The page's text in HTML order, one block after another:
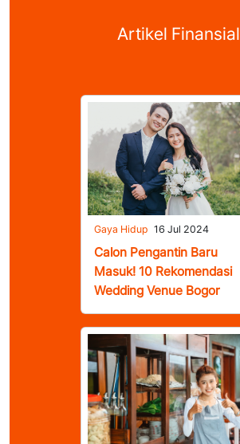
Artikel Finansial
Gaya Hidup 16 Jul 2024
Calon Pengantin Baru
Masuk! 10 Rekomendasi
Wedding Venue Bogor